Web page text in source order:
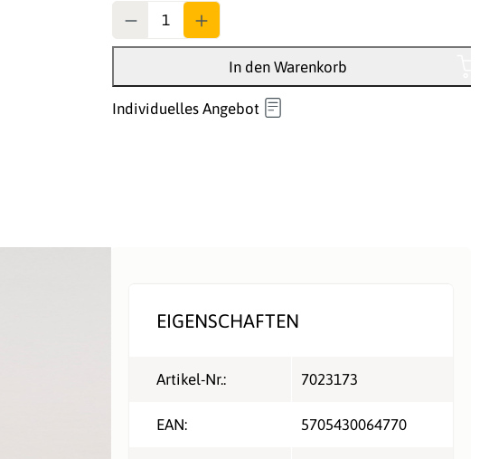
In den Warenkorb
Individuelles Angebot
EIGENSCHAFTEN
Artikel-Nr.: 7023173
EAN: 5705430064770